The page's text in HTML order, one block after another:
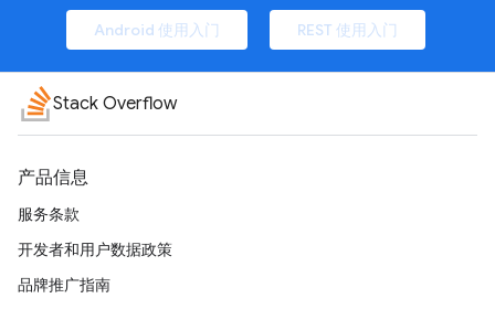
Android 使用入门 REST 使用入门
Stack Overflow
产品信息
服务条款
开发者和用户数据政策
品牌推广指南